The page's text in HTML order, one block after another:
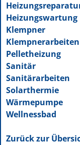
Heizungswartung
Klempner
Klempnerarbeiten
Pelletheizung
Sanitär
Sanitärarbeiten
Solarthermie
Wärmepumpe
Wellnessbad
Zurück zur